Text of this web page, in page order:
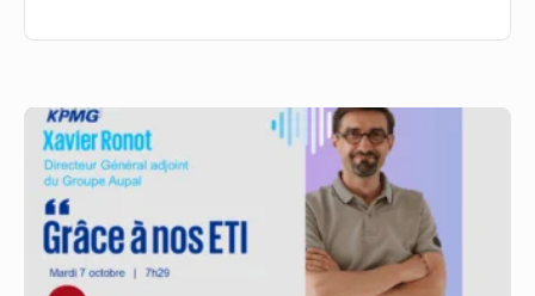
Radio
Classique
creuse
son
sillon